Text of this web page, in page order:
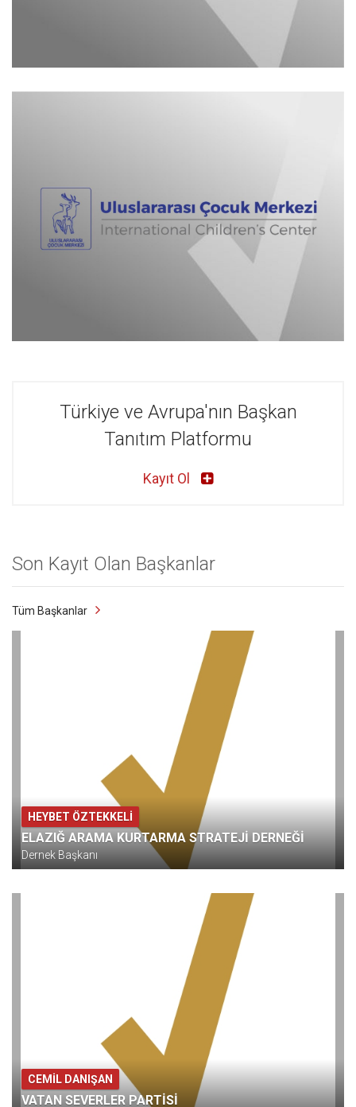
Her Yerde Sanat Derneği
Türkiye ve Avrupa'nın Başkan
Tanıtım Platformu
Kayıt Ol
Son Kayıt Olan Başkanlar
Tüm Başkanlar
HEYBET ÖZTEKKELI
ELAZIĞ ARAMA KURTARMA STRATEJİ DERNEĞİ
Dernek Başkanı
CEMİL DANIŞAN
VATAN SEVERLER PARTİSİ